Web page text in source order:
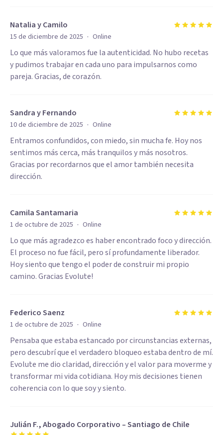
Natalia y Camilo
15 de diciembre de 2025 · Online
Lo que más valoramos fue la autenticidad. No hubo recetas
y pudimos trabajar en cada uno para impulsarnos como
pareja. Gracias, de corazón.
Sandra y Fernando
10 de diciembre de 2025 · Online
Entramos confundidos, con miedo, sin mucha fe. Hoy nos
sentimos más cerca, más tranquilos y más nosotros.
Gracias por recordarnos que el amor también necesita
dirección.
Camila Santamaria
1 de octubre de 2025 · Online
Lo que más agradezco es haber encontrado foco y dirección.
El proceso no fue fácil, pero sí profundamente liberador.
Hoy siento que tengo el poder de construir mi propio
camino. Gracias Evolute!
Federico Saenz
1 de octubre de 2025 · Online
Pensaba que estaba estancado por circunstancias externas,
pero descubrí que el verdadero bloqueo estaba dentro de mí.
Evolute me dio claridad, dirección y el valor para moverme y
transformar mi vida cotidiana. Hoy mis decisiones tienen
coherencia con lo que soy y siento.
Julián F., Abogado Corporativo – Santiago de Chile